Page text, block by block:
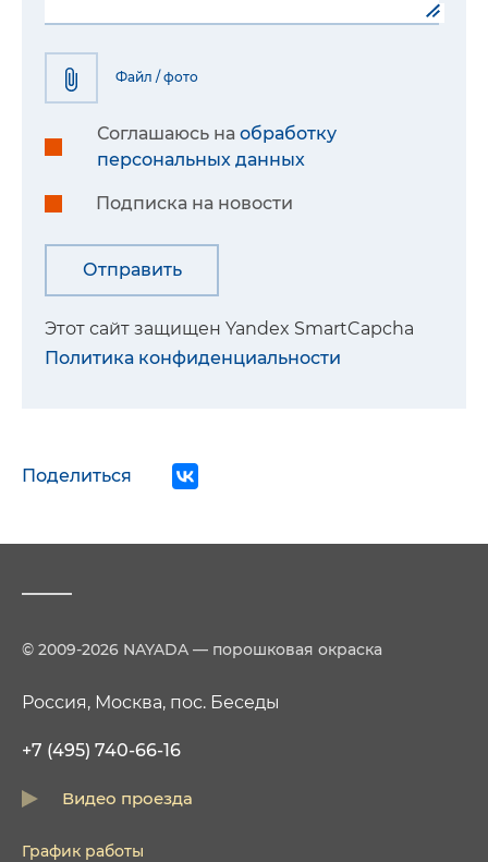
Файл / фото
Соглашаюсь на обработку
персональных данных
Подписка на новости
Этот сайт защищен Yandex SmartCapcha
Политика конфиденциальности
Поделиться
© 2009-2026 NAYADA — порошковая окраска
Россия, Москва, пос. Беседы
+7 (495) 740-66-16
Видео проезда
График работы